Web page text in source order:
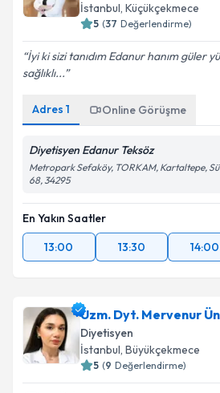
İstanbul, Küçükçekmece
5 (37 Değerlendirme)
İyi ki sizi tanıdım Edanur hanım güler
sağlıklı...
Adres 1 Online Görüşme
Diyetisyen Edanur Teksöz
Metropark Sefaköy, TORKAM, Kartaltepe,
68, 34295
En Yakın Saatler
13:00
13:30 14:00
Uzm. Dyt. Mervenur
Diyetisyen
İstanbul, Büyükçekmece
5 (9 Değerlendirme)